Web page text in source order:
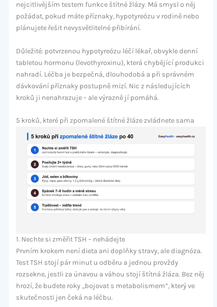
nejcitlivějším testem funkce štítné žlázy. Má smysl o něj
požádat, pokud máte příznaky, hypotyreózu v rodině nebo
plánujete řešit nevysvětlitelné přibírání.
Důležité: potvrzenou hypotyreózu léčí lékař, obvykle denní
tabletou hormonu (levothyroxinu), která chybějící produkci
nahradí. Léčba je bezpečná, dlouhodobá a při správném
dávkování příznaky postupně mizí. Nic z následujících
kroků ji nenahrazuje – ale výrazně jí pomáhá.
5 kroků, které při zpomalené štítné žláze zvládnete sama
1. Nechte si změřit TSH – nehádejte
Prvním krokem není dieta ani doplňky stravy, ale diagnóza.
Test TSH stojí pár minut u odběru a jednou provždy
rozsekne, jestli za únavou a váhou stojí štítná žláza. Bez něj
hrozí, že budete roky „bojovat s metabolismem”, který ve
skutečnosti jen čeká na léčbu.